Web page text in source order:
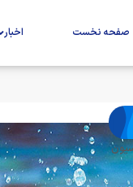
صفحه نخست اخبار